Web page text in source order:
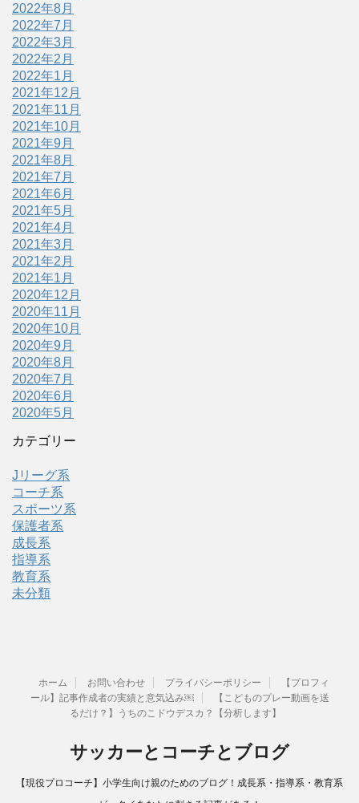
2022年8月
2022年7月
2022年3月
2022年2月
2022年1月
2021年12月
2021年11月
2021年10月
2021年9月
2021年8月
2021年7月
2021年6月
2021年5月
2021年4月
2021年3月
2021年2月
2021年1月
2020年12月
2020年11月
2020年10月
2020年9月
2020年8月
2020年7月
2020年6月
2020年5月
カテゴリー
Jリーグ系
コーチ系
スポーツ系
保護者系
成長系
指導系
教育系
未分類
ホーム お問い合わせ プライバシーポリシー
【プロフィ
ール】記事作成者の実績と意気込み￼
【こどものプレー動画を送
るだけ？】うちのこドウデスカ？【分析します】
サッカーとコーチとブログ
【現役プロコーチ】小学生向け親のためのブログ！成長系・指導系・教育系